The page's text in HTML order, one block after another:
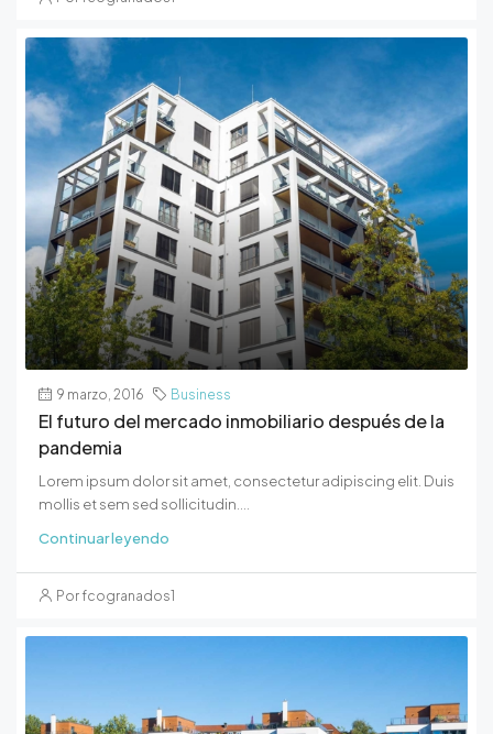
9 marzo, 2016 Business
El futuro del mercado inmobiliario después de la
pandemia
Lorem ipsum dolor sit amet, consectetur adipiscing elit. Duis
mollis et sem sed sollicitudin....
Continuar leyendo
Por fcogranados1